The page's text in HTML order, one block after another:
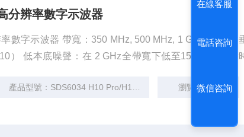
分辨率數字示波器
數字示波器 帶寬：350 MHz, 500 MHz, 1 GHz, 2 GHz
） 低本底噪聲：在 2 GHz全帶寬下低至153 μVrms 實
產品型號：SDS6034 H10 Pro/H12 Pro 瀏覽量：4786
在線客服
電話咨詢
微信咨詢